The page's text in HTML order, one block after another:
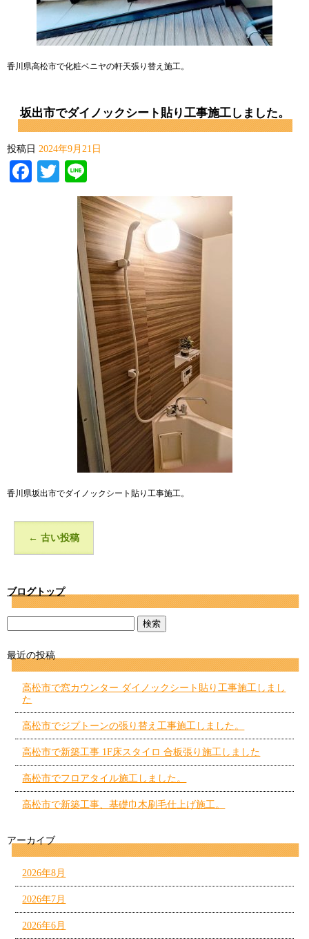
香川県高松市で化粧ベニヤの軒天張り替え施工。
坂出市でダイノックシート貼り工事施工しました。
投稿日 2024年9月21日
Facebook
Twitter
香川県坂出市でダイノックシート貼り工事施工。
← 古い投稿
ブログトップ
最近の投稿
高松市で窓カウンター ダイノックシート貼り工事施工しまし
た
高松市でジプトーンの張り替え工事施工しました。
高松市で新築工事 1F床スタイロ 合板張り施工しました
高松市でフロアタイル施工しました。
高松市で新築工事、基礎巾木刷毛仕上げ施工。
アーカイブ
2026年8月
2026年7月
2026年6月